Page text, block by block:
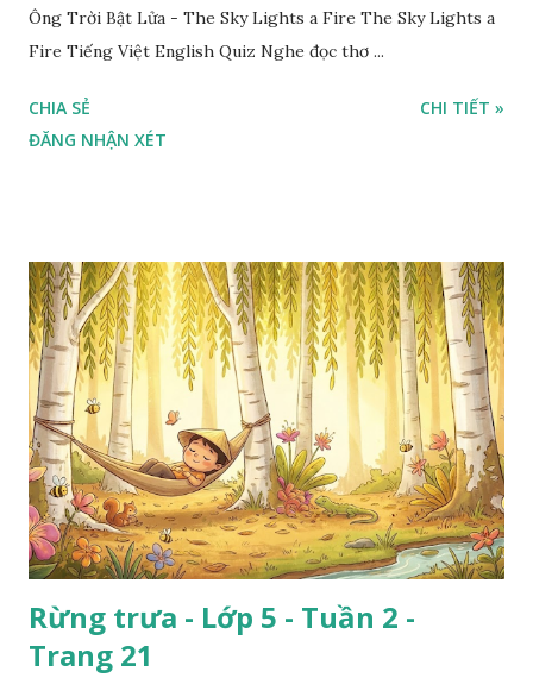
Ông Trời Bật Lửa - The Sky Lights a Fire The Sky Lights a
Fire Tiếng Việt English Quiz Nghe đọc thơ ...
CHIA SẺ
ĐĂNG NHẬN XÉT
CHI TIẾT »
Rừng trưa - Lớp 5 - Tuần 2 -
Trang 21